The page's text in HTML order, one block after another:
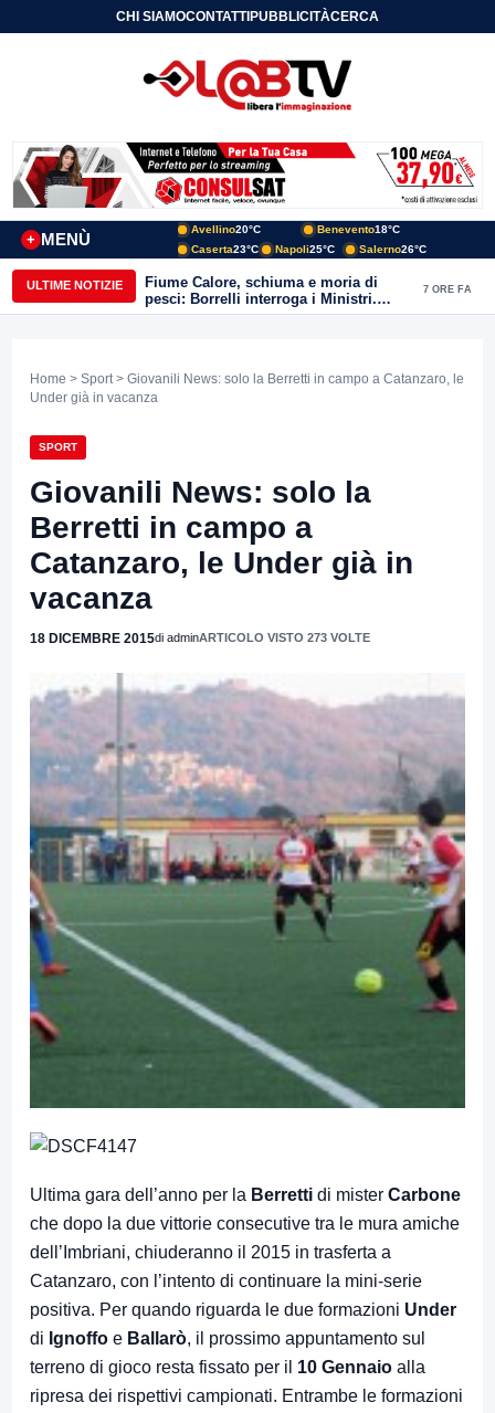
CHI SIAMOCONTATTIPUBBLICITÀCERCA
MENÙ
+
Avellino20°C Benevento18°C
Caserta23°C Napoli25°C Salerno26°C
ULTIME NOTIZIE
Fiume Calore, schiuma e moria di
pesci: Borrelli interroga i Ministri.
“Benevento paga l’assenza del
7 ORE FA
Home > Sport > Giovanili News: solo la Berretti in campo a Catanzaro, le
Under già in vacanza
SPORT
Giovanili News: solo la
Berretti in campo a
Catanzaro, le Under già in
vacanza
18 DICEMBRE 2015di adminARTICOLO VISTO 273 VOLTE
Ultima gara dell’anno per la Berretti di mister Carbone
che dopo la due vittorie consecutive tra le mura amiche
dell’Imbriani, chiuderanno il 2015 in trasferta a
Catanzaro, con l’intento di continuare la mini-serie
positiva. Per quando riguarda le due formazioni Under
di Ignoffo e Ballarò, il prossimo appuntamento sul
terreno di gioco resta fissato per il 10 Gennaio alla
ripresa dei rispettivi campionati. Entrambe le formazioni